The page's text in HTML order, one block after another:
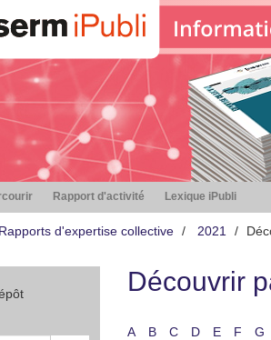
Rapport d'activité Lexique iPubli
Rapports d'expertise collective 2021
Découvrir
A B C D E F G